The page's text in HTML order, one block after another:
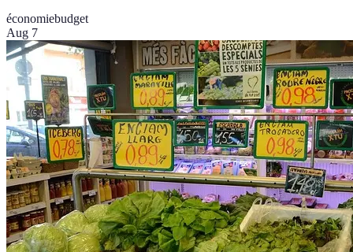
économiebudget
Aug 7